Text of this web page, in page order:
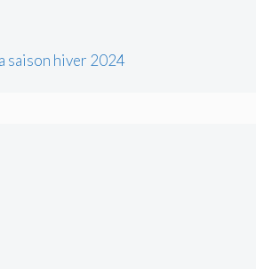
saison hiver 2024